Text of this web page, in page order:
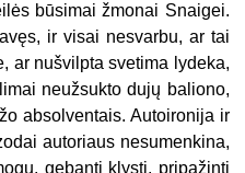
būsimai žmonai Snaigei.
ir visai nesvarbu, ar tai
ar nušvilpta svetima lydeka,
neužsukto dujų baliono,
absolventais. Autoironija ir
autoriaus nesumenkina,
gebantį klysti, pripažinti